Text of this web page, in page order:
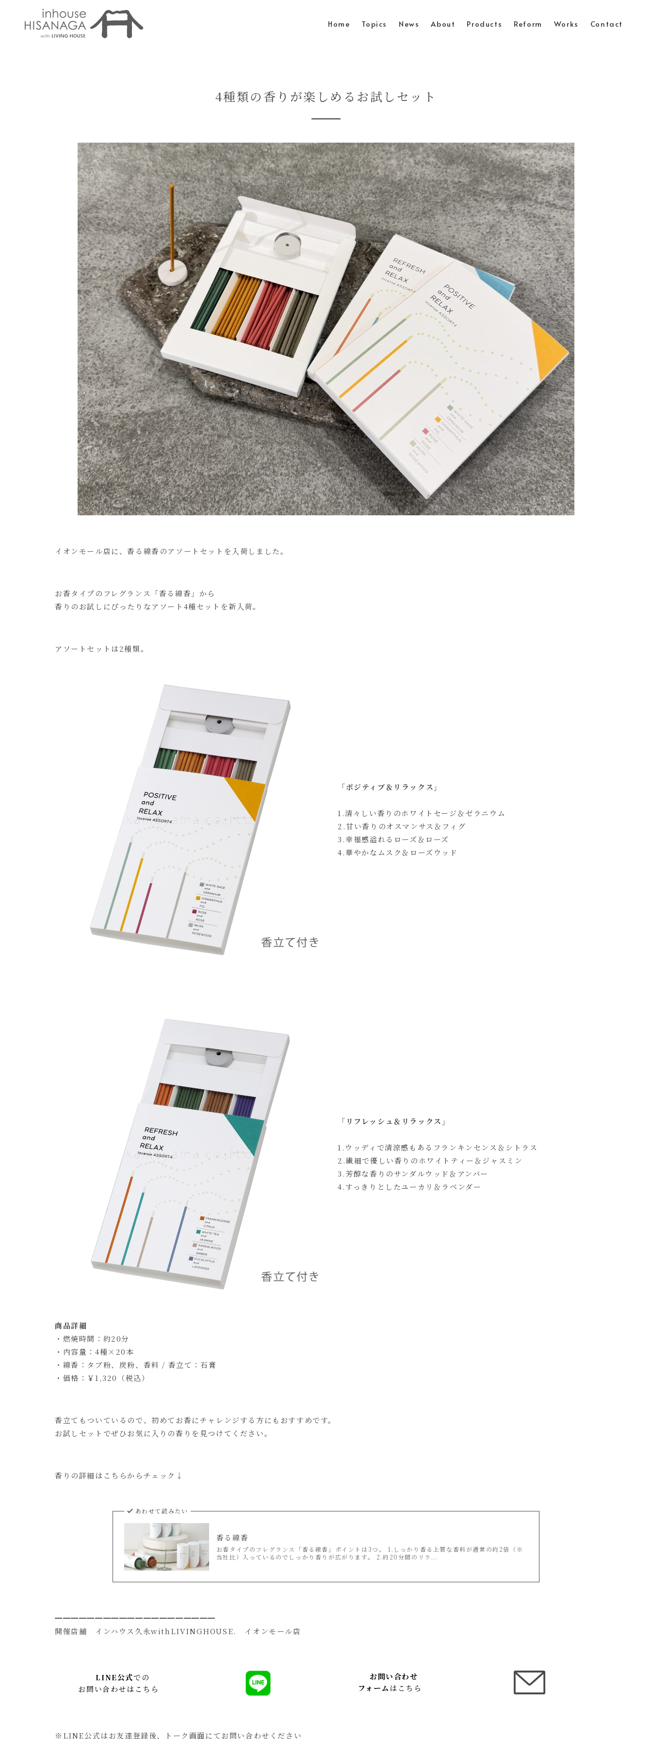
Home Topics News About Products Reform Works Contact
4種類の香りが楽しめるお試しセット
イオンモール店に、香る線香のアソートセットを入荷しました。
お香タイプのフレグランス「香る線香」から
香りのお試しにぴったりなアソート4種セットを新入荷。
アソートセットは2種類。
「ポジティブ＆リラックス」
1.清々しい香りのホワイトセージ＆ゼラニウム
2.甘い香りのオスマンサス＆フィグ
3.幸福感溢れるローズ＆ローズ
4.華やかなムスク＆ローズウッド
「リフレッシュ＆リラックス」
1.ウッディで清涼感もあるフランキンセンス＆シトラス
2.繊細で優しい香りのホワイトティー＆ジャスミン
3.芳醇な香りのサンダルウッド＆アンバー
4.すっきりとしたユーカリ＆ラベンダー
商品詳細
・燃焼時間：約20分
・内容量：4種×20本
・線香：タブ粉、炭粉、香料 / 香立て：石膏
・価格：￥1,320（税込）
香立てもついているので、初めてお香にチャレンジする方にもおすすめです。
お試しセットでぜひお気に入りの香りを見つけてください。
香りの詳細はこちらからチェック↓
あわせて読みたい
香る線香
お香タイプのフレグランス「香る線香」ポイントは3つ。 1.しっかり香る上質な香料が通常の約2倍（※
当社比）入っているのでしっかり香りが広がります。 2.約20分間のリラ...
━━━━━━━━━━━━━━━━━━━━
開催店舗 インハウス久永withLIVINGHOUSE. イオンモール店
LINE公式での
お問い合わせはこちら
お問い合わせ
フォーム はこちら
※LINE公式はお友達登録後、トーク画面にてお問い合わせください